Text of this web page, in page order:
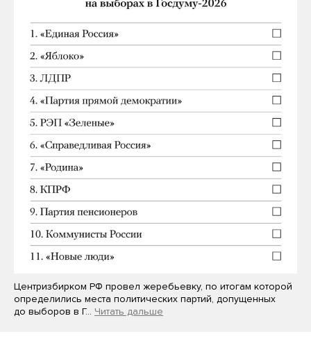
Центризбирком РФ провел жеребьевку, по итогам которой
определились места политических партий, допущенных
до выборов в Г… Читать дальше